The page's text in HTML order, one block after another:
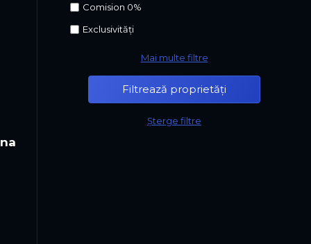
Comision 0%
Exclusivități
Mai multe filtre
Șterge filtre